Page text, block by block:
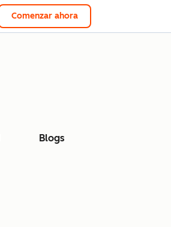
Comenzar ahora
Blogs